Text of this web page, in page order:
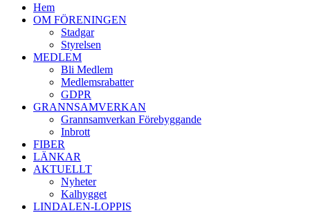
Hem
OM FÖRENINGEN
Stadgar
Styrelsen
MEDLEM
Bli Medlem
Medlemsrabatter
GDPR
GRANNSAMVERKAN
Grannsamverkan Förebyggande
Inbrott
FIBER
LÄNKAR
AKTUELLT
Nyheter
Kalhygget
LINDALEN-LOPPIS